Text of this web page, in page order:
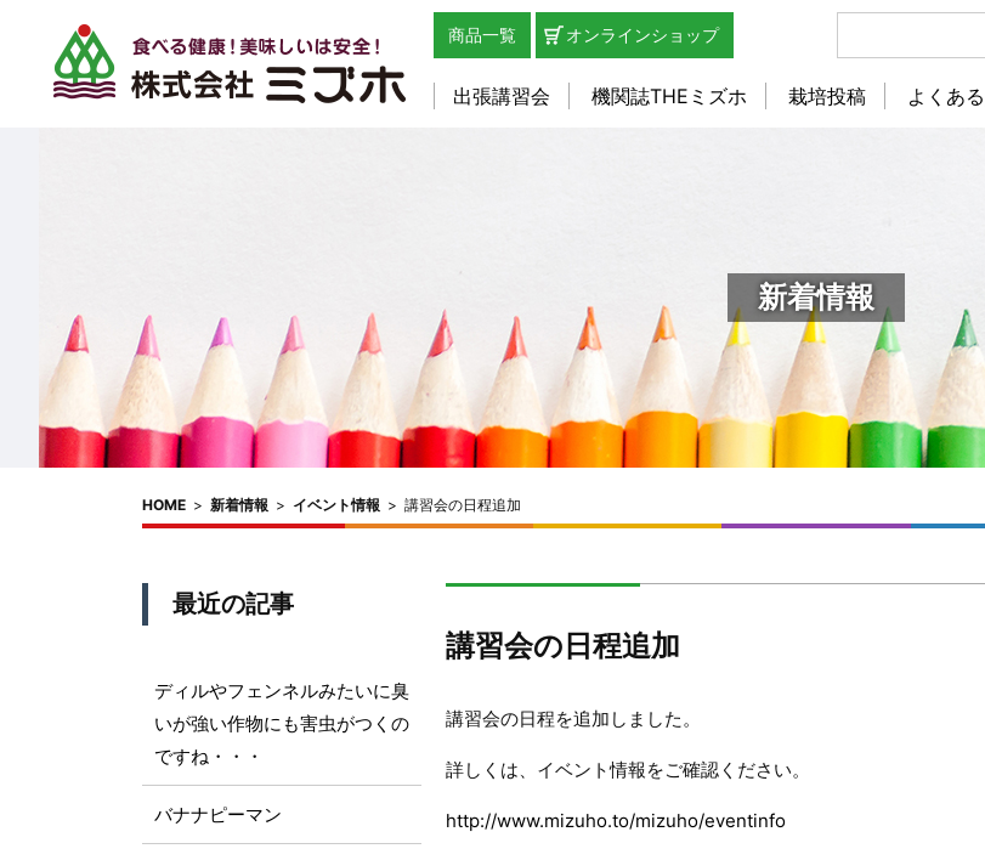
商品一覧 オンラインショップ
出張講習会 機関誌THEミズホ 栽培投稿 よくあ
新着情報
HOME > 新着情報 > イベント情報 > 講習会の日程追加
講習会の日程追加
講習会の日程を追加しました。
詳しくは、イベント情報をご確認ください。
http://www.mizuho.to/mizuho/eventinfo
最近の記事
ディルやフェンネルみたいに臭
いが強い作物にも害虫がつくの
ですね・・・
バナナピーマン